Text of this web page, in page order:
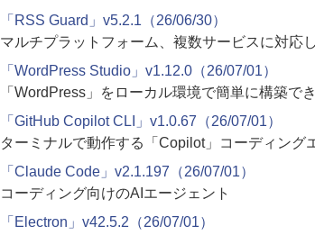
「RSS Guard」v5.2.1（26/06/30）
マルチプラットフォーム、複数サービスに対応
「WordPress Studio」v1.12.0（26/07/01）
「WordPress」をローカル環境で簡単に構築で
「GitHub Copilot CLI」v1.0.67（26/07/01）
ターミナルで動作する「Copilot」コーディング
「Claude Code」v2.1.197（26/07/01）
コーディング向けのAIエージェント
「Electron」v42.5.2（26/07/01）